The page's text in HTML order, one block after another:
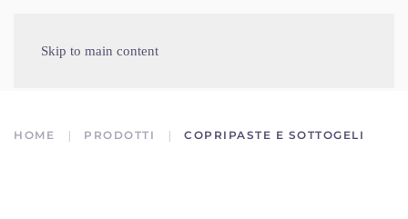
Skip to main content
HOME PRODOTTI COPRIPASTE E SOTTOGELI